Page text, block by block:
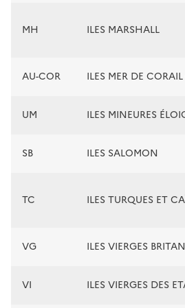
MH ILES MARSHALL
AU-COR ILES MER DE
UM ILES MINEURES
SB ILES SALOMON
TC ILES TURQUES ET
VG ILES VIERGES
VI ILES VIERGES DES